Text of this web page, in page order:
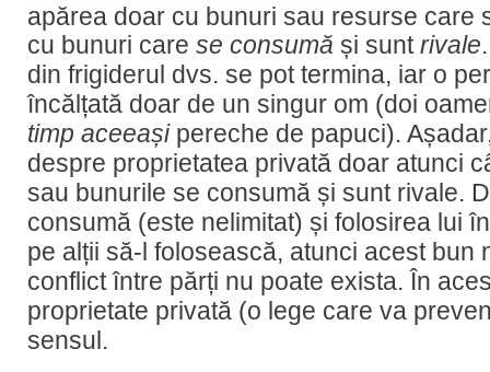
apărea doar cu bunuri sau resurse care
cu bunuri care se consumă și suntrivale
din frigiderul dvs. se pot termina, iar o
încălțată doar de un singur om (doi
timp aceeașipereche de papuci).
despre proprietatea privată doar atunci
sau bunurile se consumă și sunt rivale.
consumă (este nelimitat) și folosirea lui
pe alții să-l folosească, atunci acest bun
conflict între părți nu poate exista. În
proprietate privată (o lege care va
sensul.